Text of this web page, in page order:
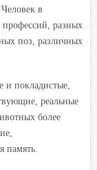
в
разных
поз, различных
покладистые,
реальные
более
память.